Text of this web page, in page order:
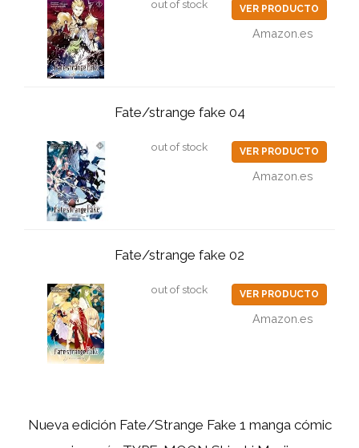
out of stock VER PRODUCTO
Amazon.es
Fate/strange fake 04
out of stock VER PRODUCTO
Amazon.es
Fate/strange fake 02
out of stock VER PRODUCTO
Amazon.es
Nueva edición Fate/Strange Fake 1 manga cómic